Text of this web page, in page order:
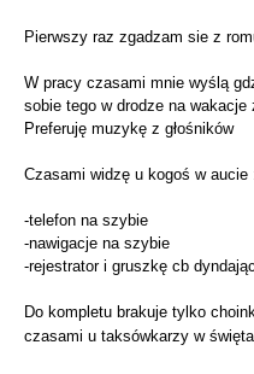
Pierwszy raz zgadzam sie z
W pracy czasami mnie wyślą
sobie tego w drodze na wakacje
Preferuję muzykę z głośników
Czasami widzę u kogoś w aucie
-telefon na szybie
-nawigacje na szybie
-rejestrator i gruszkę cb
Do kompletu brakuje tylko
czasami u taksówkarzy w